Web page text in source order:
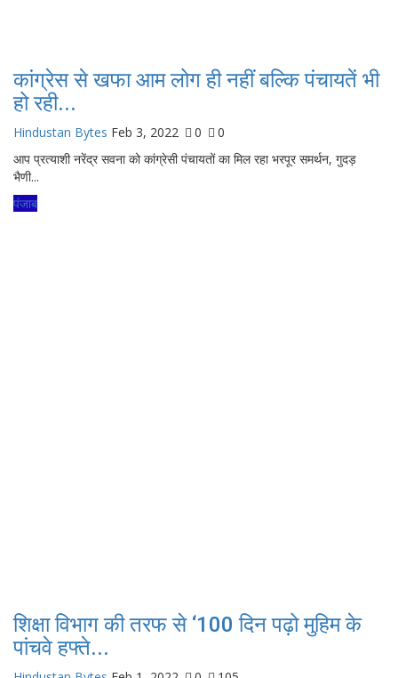
कांग्रेस से खफा आम लोग ही नहीं बल्कि पंचायतें भी
हो रही...
Hindustan Bytes Feb 3, 2022 0
0
आप प्रत्याशी नरेंद्र सवना को कांग्रेसी पंचायतों का मिल रहा भरपूर समर्थन, गुदड़
भैणी...
पंजाब
शिक्षा विभाग की तरफ से ‘100 दिन पढ़ो मुहिम के
पांचवे हफ्ते...